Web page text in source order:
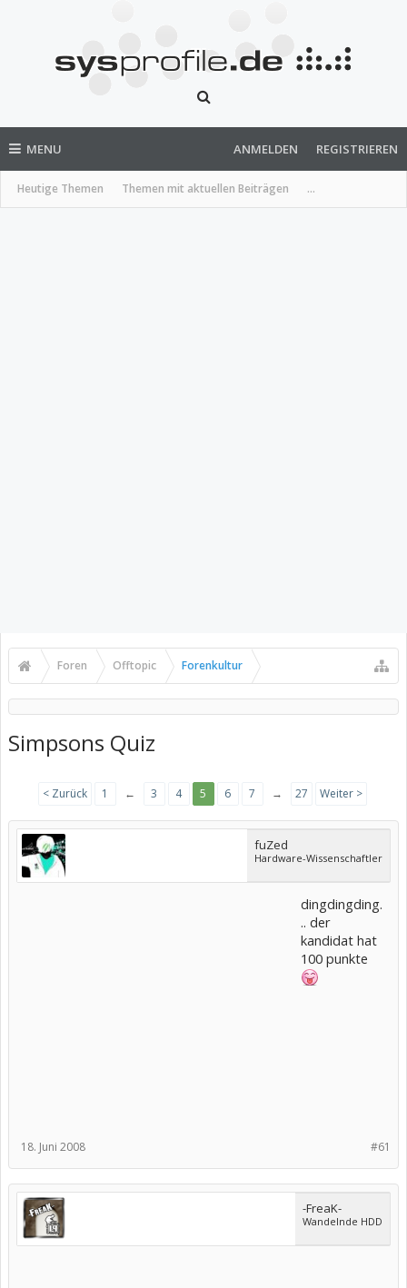
MENU
Heutige Themen Themen mit aktuellen Beiträgen ...
ANMELDEN REGISTRIEREN
Foren Offtopic Forenkultur
Simpsons Quiz
< Zurück 1 ← 3 4 5 6 7 → 27 Weiter >
fuZed
Hardware-Wissenschaftler
dingdingding.
.. der
kandidat hat
100 punkte
#61
18. Juni 2008
-FreaK-
Wandelnde HDD